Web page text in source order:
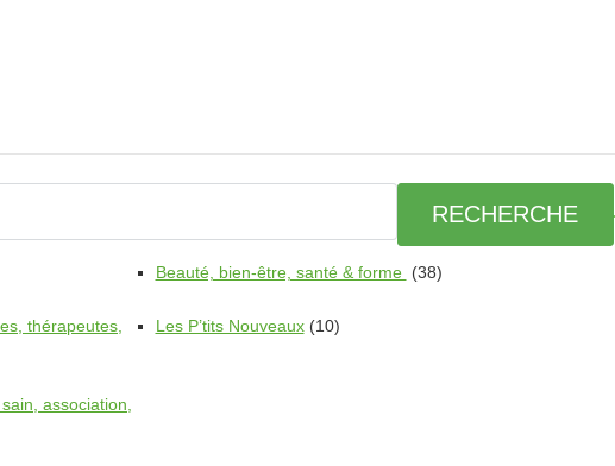
Beauté, bien-être, santé & forme (38)
thérapeutes,
Les P’tits Nouveaux(10)
association,